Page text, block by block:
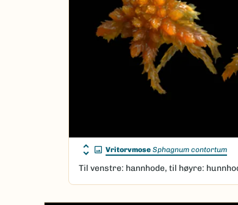
Vritorvmose Sphagnum contortum
Til venstre: hannhode, til høyre: